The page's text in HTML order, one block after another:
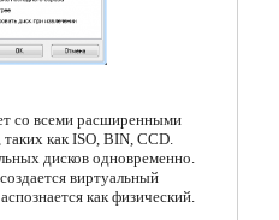
со всеми расширенными
как ISO, BIN, CCD.
дисков одновременно.
виртуальный
как физический.